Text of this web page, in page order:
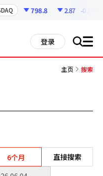
798.8 2.87 -0.36%
登录 搜 all
主页 搜索
6个月 直接搜索